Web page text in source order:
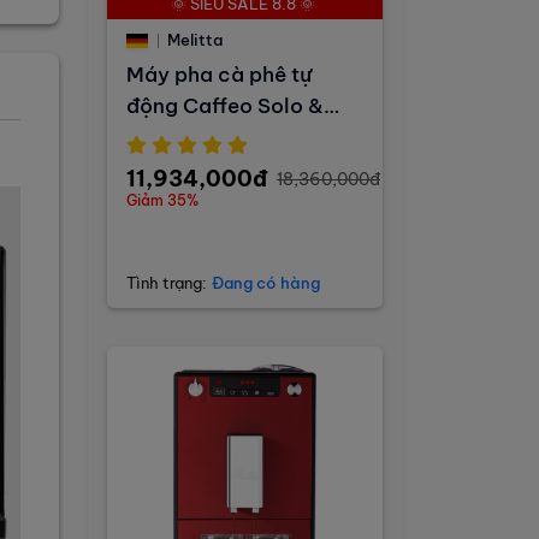
Melitta
Máy pha cà phê tự
động Caffeo Solo &
Milk
11,934,000đ 18,360,000đ
Giảm 35%
Tình trạng: Đang có hàng